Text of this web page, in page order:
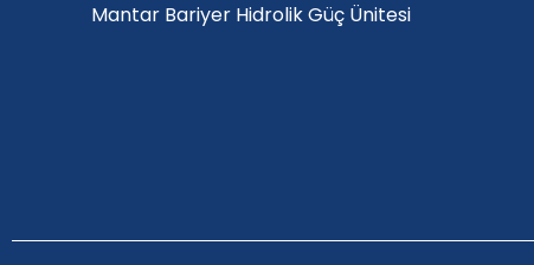
Mantar Bariyer Hidrolik Güç Ünitesi